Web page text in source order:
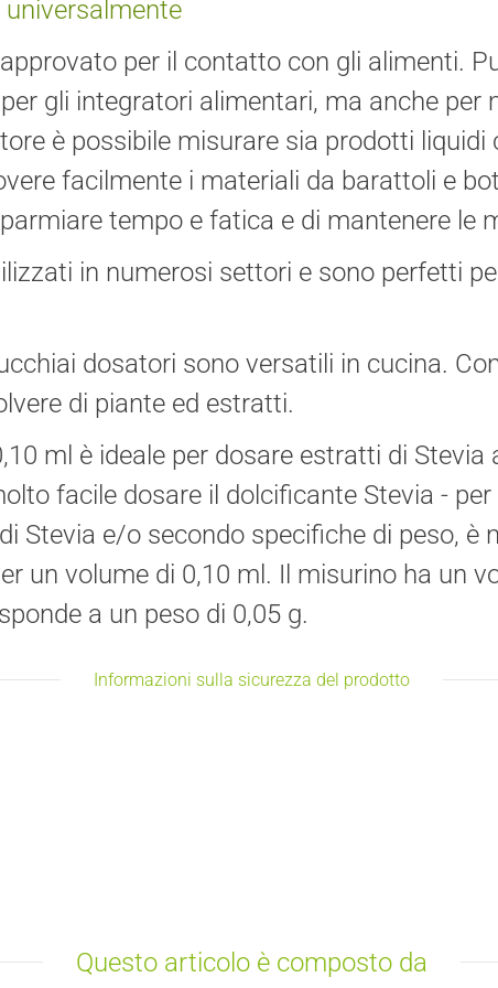
per il contatto con gli alimenti.
gli integratori alimentari, ma anche per
è possibile misurare sia prodotti liquidi
facilmente i materiali da barattoli e
tempo e fatica e di mantenere le
in numerosi settori e sono perfetti
dosatori sono versatili in cucina.
di piante ed estratti.
ml è ideale per dosare estratti di
facile dosare il dolcificante Stevia -
Stevia e/o secondo specifiche di peso, è
un volume di 0,10 ml. Il misurino ha un
a un peso di 0,05 g.
Informazioni sulla sicurezza del prodotto
Questo articolo è composto da